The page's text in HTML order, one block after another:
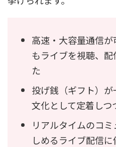
高速・大容量通信
もライブを視聴、
た
投げ銭（ギフト）が
文化として定着しつ
リアルタイムのコ
しめるライブ配信